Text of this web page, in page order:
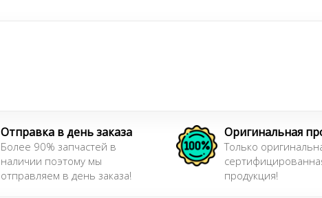
Отправка в день заказа
Более 90% запчастей в
наличии поэтому мы
отправляем в день заказа!
Оригинальная
Только
продукция!